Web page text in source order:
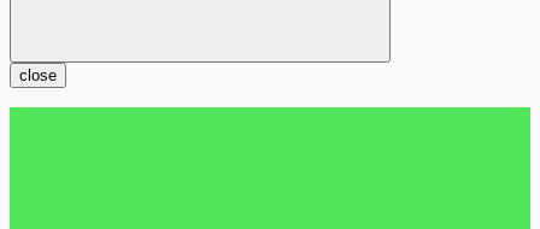
close